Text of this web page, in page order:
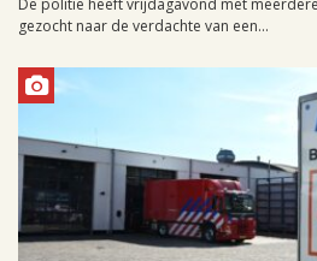
De politie heeft vrijdagavond met
gezocht naar de verdachte van een...